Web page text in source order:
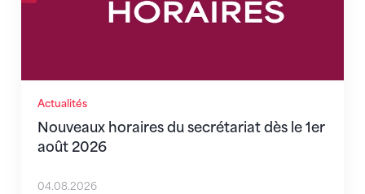
Actualités
Nouveaux horaires du secrétariat dès le 1er
août 2026
04.08.2026